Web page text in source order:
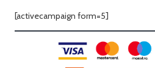
[activecampaign form=5]